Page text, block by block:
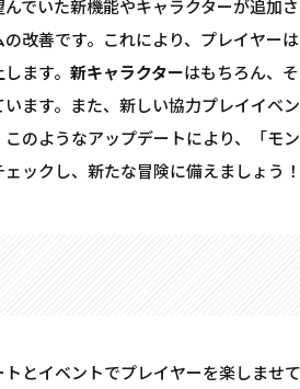
でいた新機能やキャラクターが追加さ
改善です。これにより、プレイヤーは
ます。 新キャラクターはもちろん、そ
ます。また、新しい協力プレイイベン
のようなアップデートにより、「モン
ックし、新たな冒険に備えましょう！
とイベントでプレイヤーを楽しませて